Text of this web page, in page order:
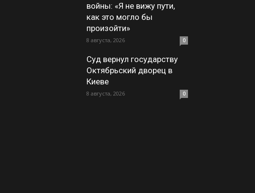
войны: «Я не вижу пути,
как это могло бы
произойти»
8 августа, 2026 0
Суд вернул государству
Октябрьский дворец в
Киеве
8 августа, 2026 0